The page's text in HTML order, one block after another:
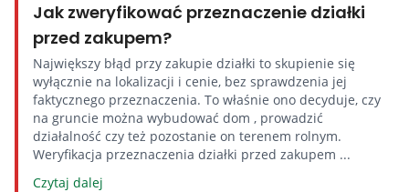
Jak zweryfikować przeznaczenie działki
przed zakupem?
Największy błąd przy zakupie działki to skupienie się
wyłącznie na lokalizacji i cenie, bez sprawdzenia jej
faktycznego przeznaczenia. To właśnie ono decyduje, czy
na gruncie można wybudować dom , prowadzić
działalność czy też pozostanie on terenem rolnym.
Weryfikacja przeznaczenia działki przed zakupem ...
Czytaj dalej